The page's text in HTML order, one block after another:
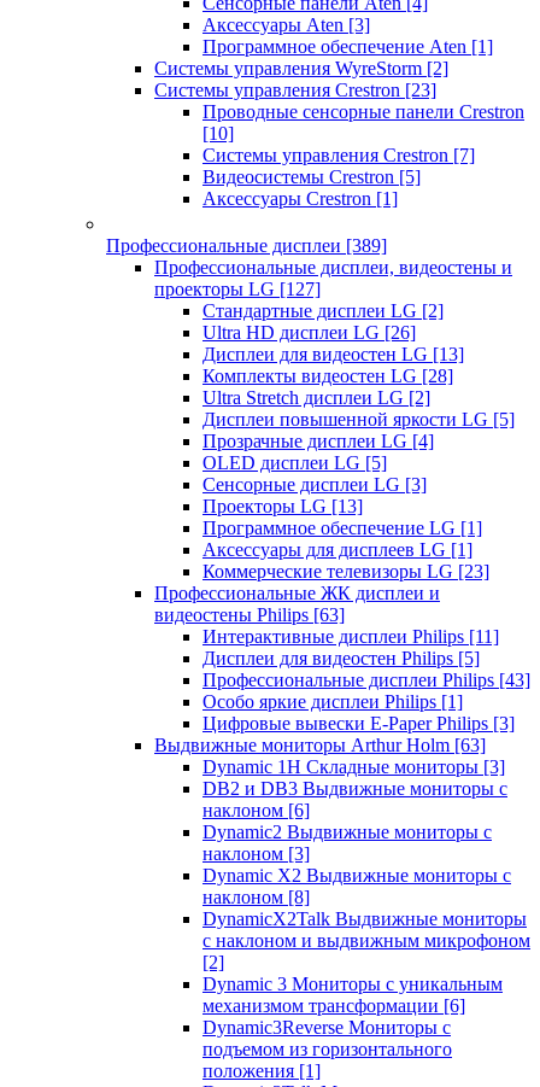
Аксессуары Aten [3]
Программное обеспечение Aten [1]
Системы управления WyreStorm [2]
Системы управления Crestron [23]
Проводные сенсорные панели Crestron
[10]
Системы управления Crestron [7]
Видеосистемы Crestron [5]
Аксессуары Crestron [1]
Профессиональные дисплеи [389]
Профессиональные дисплеи, видеостены и
проекторы LG [127]
Стандартные дисплеи LG [2]
Ultra HD дисплеи LG [26]
Дисплеи для видеостен LG [13]
Комплекты видеостен LG [28]
Ultra Stretch дисплеи LG [2]
Дисплеи повышенной яркости LG [5]
Прозрачные дисплеи LG [4]
OLED дисплеи LG [5]
Сенсорные дисплеи LG [3]
Проекторы LG [13]
Программное обеспечение LG [1]
Аксессуары для дисплеев LG [1]
Коммерческие телевизоры LG [23]
Профессиональные ЖК дисплеи и
видеостены Philips [63]
Интерактивные дисплеи Philips [11]
Дисплеи для видеостен Philips [5]
Профессиональные дисплеи Philips [43]
Особо яркие дисплеи Philips [1]
Цифровые вывески E-Paper Philips [3]
Выдвижные мониторы Arthur Holm [63]
Dynamic 1Н Складные мониторы [3]
DB2 и DB3 Выдвижные мониторы с
наклоном [6]
Dynamic2 Выдвижные мониторы с
наклоном [3]
Dynamic X2 Выдвижные мониторы с
наклоном [8]
DynamicX2Talk Выдвижные мониторы
с наклоном и выдвижным микрофоном
[2]
Dynamic 3 Мониторы с уникальным
механизмом трансформации [6]
Dynamic3Reverse Мониторы с
подъемом из горизонтального
положения [1]